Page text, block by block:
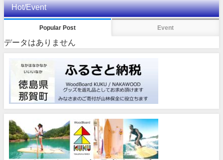
Hot/Event
Popular Post Event
データはありません